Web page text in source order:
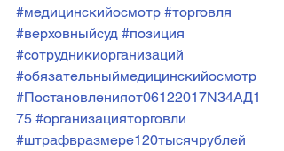
#медицинскийосмотр #торговля
#верховныйсуд #позиция
#сотрудникиорганизаций
#обязательныймедицинскийосмотр
#Постановленияот06122017N34АД1
75 #организацияторговли
#штрафвразмере120тысячрублей